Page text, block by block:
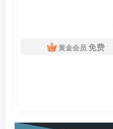
黄金会员 免费